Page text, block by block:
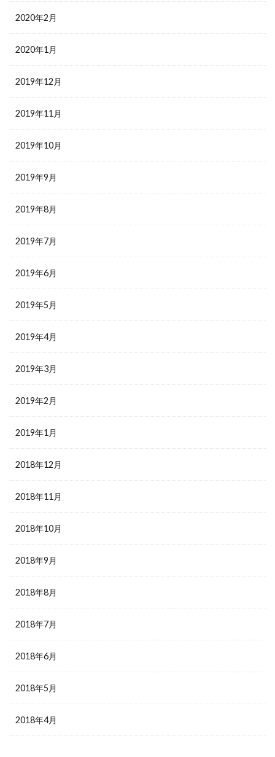
2020年2月
2020年1月
2019年12月
2019年11月
2019年10月
2019年9月
2019年8月
2019年7月
2019年6月
2019年5月
2019年4月
2019年3月
2019年2月
2019年1月
2018年12月
2018年11月
2018年10月
2018年9月
2018年8月
2018年7月
2018年6月
2018年5月
2018年4月